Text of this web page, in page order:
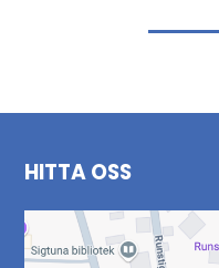
HITTA OSS